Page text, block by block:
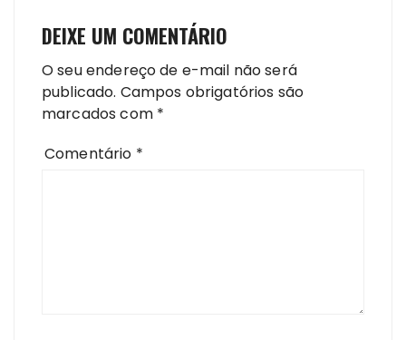
DEIXE UM COMENTÁRIO
O seu endereço de e-mail não será
publicado. Campos obrigatórios são
marcados com *
Comentário *